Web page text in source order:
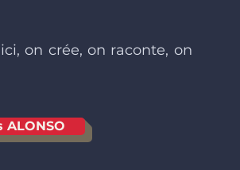
on crée, on raconte, on
ALONSO